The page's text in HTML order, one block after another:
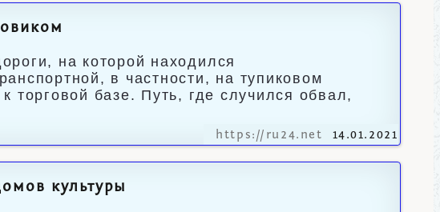
на которой находился
в частности, на тупиковом
торговой базе. Путь, где случился обвал,
https://ru24.net 14.01.2021
культуры